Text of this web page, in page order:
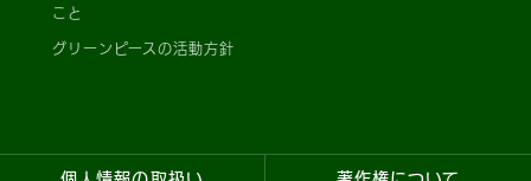
こと
グリーンピースの活動方針